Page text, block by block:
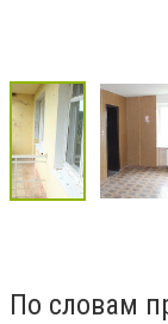
По словам